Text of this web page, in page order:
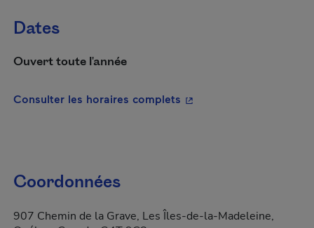
Dates
Ouvert toute l'année
Consulter les horaires complets - Cet hyperlien
Coordonnées
907 Chemin de la Grave, Les Îles-de-la-Madeleine,